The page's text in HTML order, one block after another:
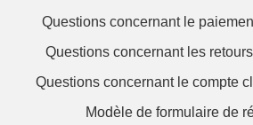
Questions concernant le
Questions concernant les
Questions concernant le compte
Modèle de formulaire de